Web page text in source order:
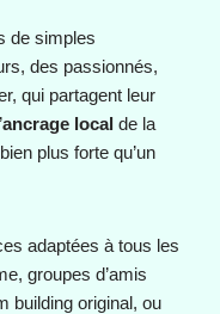
de simples
des passionnés,
qui partagent leur
ancrage local de la
plus forte qu’un
adaptées à tous les
groupes d’amis
building original, ou